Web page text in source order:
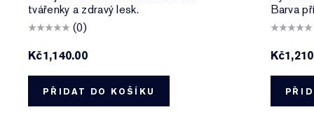
tvářenky a zdravý lesk.
(0)
Kč1,140.00
PŘIDAT DO KOŠÍKU
Barva